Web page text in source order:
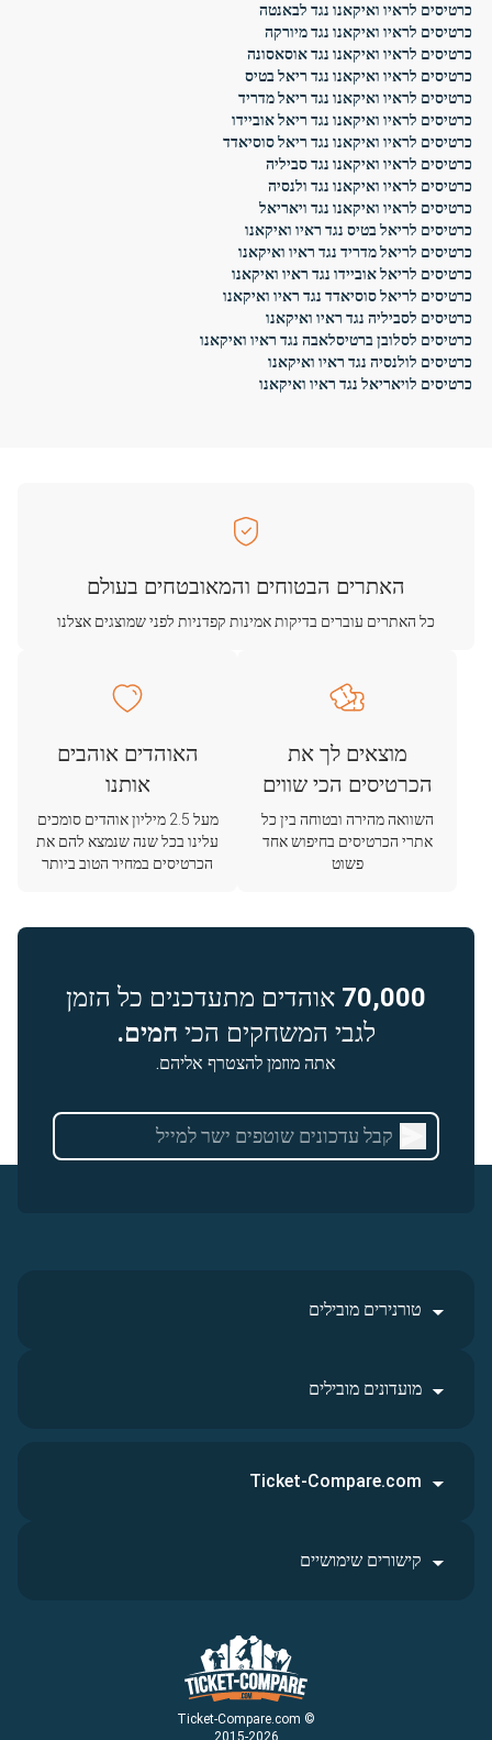
כרטיסים לראיו ואיקאנו נגד לבאנטה
כרטיסים לראיו ואיקאנו נגד מיורקה
כרטיסים לראיו ואיקאנו נגד אוסאסונה
כרטיסים לראיו ואיקאנו נגד ריאל בטיס
כרטיסים לראיו ואיקאנו נגד ריאל מדריד
כרטיסים לראיו ואיקאנו נגד ריאל אוביידו
כרטיסים לראיו ואיקאנו נגד ריאל סוסיאדד
כרטיסים לראיו ואיקאנו נגד סביליה
כרטיסים לראיו ואיקאנו נגד ולנסיה
כרטיסים לראיו ואיקאנו נגד ויאריאל
כרטיסים לריאל בטיס נגד ראיו ואיקאנו
כרטיסים לריאל מדריד נגד ראיו ואיקאנו
כרטיסים לריאל אוביידו נגד ראיו ואיקאנו
כרטיסים לריאל סוסיאדד נגד ראיו ואיקאנו
כרטיסים לסביליה נגד ראיו ואיקאנו
כרטיסים לסלובן ברטיסלאבה נגד ראיו ואיקאנו
כרטיסים לולנסיה נגד ראיו ואיקאנו
כרטיסים לויאריאל נגד ראיו ואיקאנו
האתרים הבטוחים והמאובטחים בעולם
כל האתרים עוברים בדיקות אמינות קפדניות לפני שמוצגים אצלנו
מוצאים לך את
הכרטיסים הכי שווים
השוואה מהירה ובטוחה בין כל
אתרי הכרטיסים בחיפוש אחד
פשוט
האוהדים אוהבים
אותנו
מעל 2.5 מיליון אוהדים סומכים
עלינו בכל שנה שנמצא להם את
הכרטיסים במחיר הטוב ביותר
70,000 אוהדים מתעדכנים כל הזמן
לגבי המשחקים הכי חמים.
אתה מוזמן להצטרף אליהם.
טורנירים מובילים
מועדונים מובילים
© Ticket-Compare.com
2015-2026
Ticket-Compare.com
קישורים שימושיים